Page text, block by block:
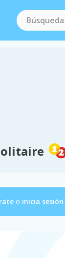
o inicia sesión